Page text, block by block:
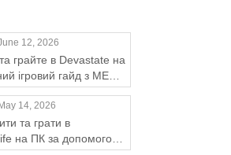
12, 2026
грайте в Devastate на
ігровий гайд з MEmu
May 14, 2026
та грати в
на ПК за допомогою